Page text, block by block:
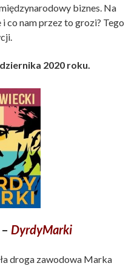
biznes. Na
co nam przez to grozi? Tego
2020 roku.
DyrdyMarki
droga zawodowa Marka